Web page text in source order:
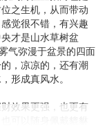
之生机，从而带动
觉很不错，有兴趣
才是山水草树盆
气弥漫于盆景的四面
，凉凉的，还有潮
形成真风水。
效果更强，也更有